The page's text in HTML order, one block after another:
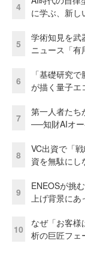
4
に学ぶ、新
5
学術知見を武
ニュース「有
6
「基礎研究
が描く量子エ
7
第一人者たち
──知財AIオ
8
VC出資で「
資を無駄にし
9
ENEOSが挑
上げ背景にあ
10
なぜ「お客
析の巨匠フェ